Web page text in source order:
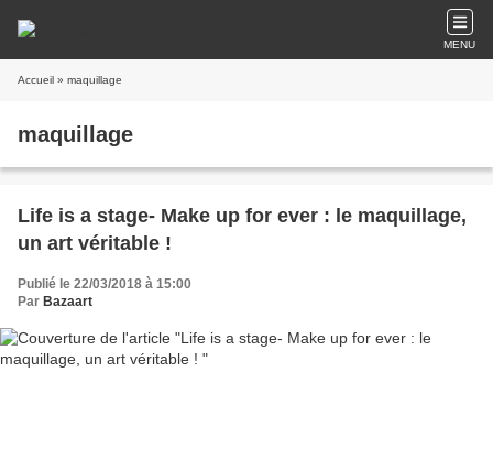
MENU
Accueil » maquillage
maquillage
Life is a stage- Make up for ever : le maquillage,
un art véritable !
Publié le 22/03/2018 à 15:00
Par Bazaart